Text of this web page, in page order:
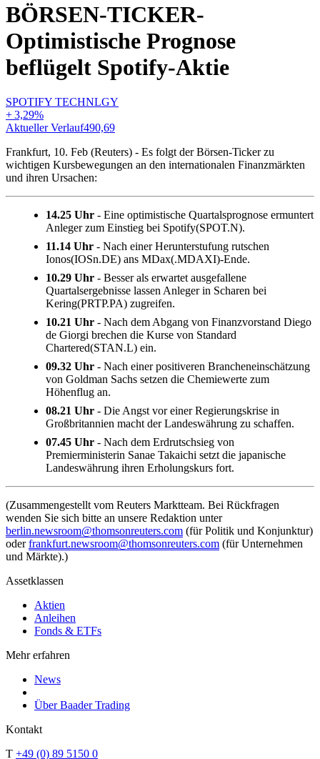
BÖRSEN-TICKER-
Optimistische Prognose
beflügelt Spotify-Aktie
SPOTIFY TECHNLGY
+3,29%
Aktueller Verlauf490,69
Frankfurt, 10. Feb (Reuters) - Es folgt der Börsen-Ticker zu
wichtigen Kursbewegungen an den internationalen Finanzmärkten
und ihren Ursachen:
14.25 Uhr - Eine optimistische Quartalsprognose ermuntert
Anleger zum Einstieg bei Spotify(SPOT.N).
11.14 Uhr - Nach einer Herunterstufung rutschen
Ionos(IOSn.DE) ans MDax(.MDAXI)-Ende.
10.29 Uhr - Besser als erwartet ausgefallene
Quartalsergebnisse lassen Anleger in Scharen bei
Kering(PRTP.PA) zugreifen.
10.21 Uhr - Nach dem Abgang von Finanzvorstand Diego
de Giorgi brechen die Kurse von Standard
Chartered(STAN.L) ein.
09.32 Uhr - Nach einer positiveren Brancheneinschätzung
von Goldman Sachs setzen die Chemiewerte zum
Höhenflug an.
08.21 Uhr - Die Angst vor einer Regierungskrise in
Großbritannien macht der Landeswährung zu schaffen.
07.45 Uhr - Nach dem Erdrutschsieg von
Premierministerin Sanae Takaichi setzt die japanische
Landeswährung ihren Erholungskurs fort.
(Zusammengestellt vom Reuters Marktteam. Bei Rückfragen
wenden Sie sich bitte an unsere Redaktion unter
berlin.newsroom@thomsonreuters.com (für Politik und Konjunktur)
oderfrankfurt.newsroom@thomsonreuters.com (für Unternehmen
und Märkte).)
Assetklassen
Aktien
Anleihen
Fonds & ETFs
Mehr erfahren
News
Über Baader Trading
Kontakt
T +49 (0) 89 5150 0